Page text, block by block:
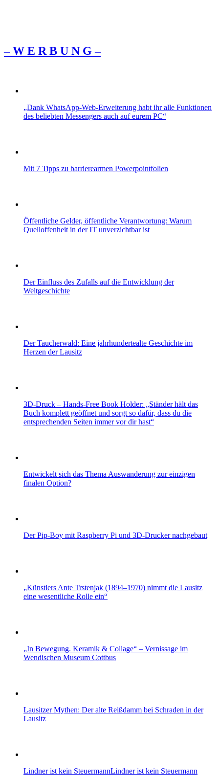
– W Ε R Β U Ν G –
„Dank WhatsApp-Web-Erweiterung habt ihr alle Funktionen
des beliebten Messengers auch auf eurem PC“
Mit 7 Tipps zu barrierearmen Powerpointfolien
Öffentliche Gelder, öffentliche Verantwortung: Warum
Quelloffenheit in der IT unverzichtbar ist
Der Einfluss des Zufalls auf die Entwicklung der
Weltgeschichte
Der Taucherwald: Eine jahrhundertealte Geschichte im
Herzen der Lausitz
3D-Druck – Hands-Free Book Holder: „Ständer hält das
Buch komplett geöffnet und sorgt so dafür, dass du die
entsprechenden Seiten immer vor dir hast“
Entwickelt sich das Thema Auswanderung zur einzigen
finalen Option?
Der Pip-Boy mit Raspberry Pi und 3D-Drucker nachgebaut
„Künstlers Ante Trstenjak (1894–1970) nimmt die Lausitz
eine wesentliche Rolle ein“
„In Bewegung. Keramik & Collage“ – Vernissage im
Wendischen Museum Cottbus
Lausitzer Mythen: Der alte Reißdamm bei Schraden in der
Lausitz
Lindner ist kein SteuermannLindner ist kein Steuermann